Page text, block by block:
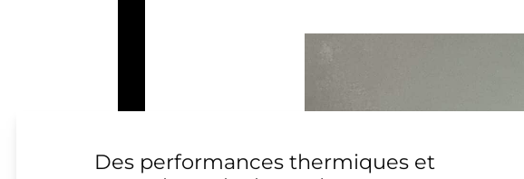
Des performances thermiques et